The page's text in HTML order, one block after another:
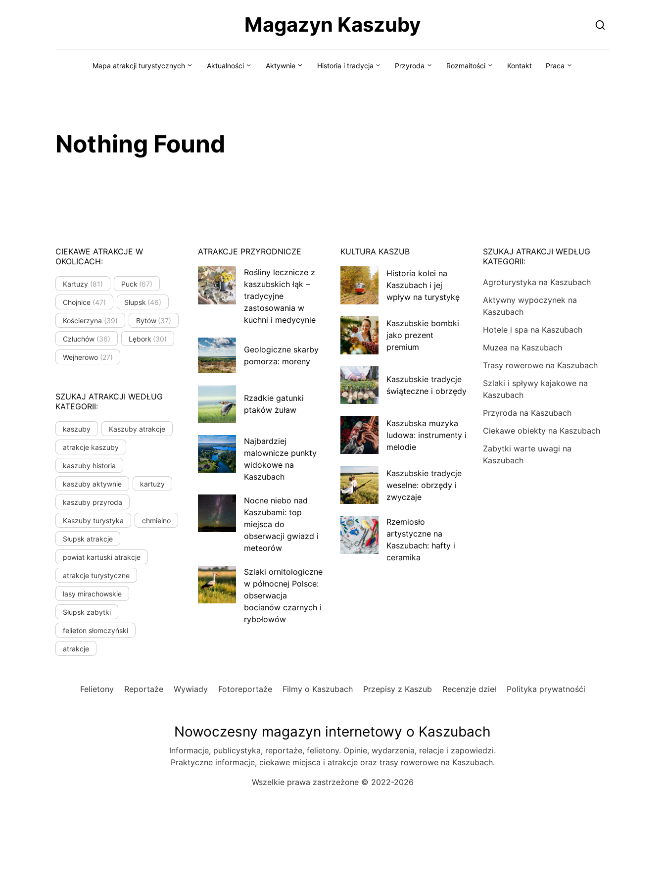
Magazyn Kaszuby
Mapa atrakcji turystycznych Aktualności Aktywnie Historia i tradycja Przyroda Rozmaitości Kontakt Praca
Nothing Found
CIEKAWE ATRAKCJE W
OKOLICACH:
Kartuzy (81) Puck (67)
Chojnice (47) Słupsk (46)
Kościerzyna (39) Bytów (37)
Człuchów (36) Lębork (30)
Wejherowo (27)
SZUKAJ ATRAKCJI WEDŁUG
KATEGORII:
kaszuby Kaszuby atrakcje
atrakcje kaszuby
kaszuby historia
kaszuby aktywnie kartuzy
kaszuby przyroda
Kaszuby turystyka chmielno
Słupsk atrakcje
powiat kartuski atrakcje
atrakcje turystyczne
lasy mirachowskie
Słupsk zabytki
felieton słomczyński
atrakcje
ATRAKCJE PRZYRODNICZE
Rośliny lecznicze z
kaszubskich łąk –
tradycyjne
zastosowania w
kuchni i medycynie
Geologiczne skarby
pomorza: moreny
Rzadkie gatunki
ptaków żuław
Najbardziej
malownicze punkty
widokowe na
Kaszubach
Nocne niebo nad
Kaszubami: top
miejsca do
obserwacji gwiazd i
meteorów
Szlaki ornitologiczne
w północnej Polsce:
obserwacja
bocianów czarnych i
rybołowów
KULTURA KASZUB
Historia kolei na
Kaszubach i jej
wpływ na turystykę
Kaszubskie bombki
jako prezent
premium
Kaszubskie tradycje
świąteczne i obrzędy
Kaszubska muzyka
ludowa: instrumenty i
melodie
Kaszubskie tradycje
weselne: obrzędy i
zwyczaje
Rzemiosło
artystyczne na
Kaszubach: hafty i
ceramika
SZUKAJ ATRAKCJI WEDŁUG
KATEGORII:
Agroturystyka na Kaszubach
Aktywny wypoczynek na
Kaszubach
Hotele i spa na Kaszubach
Muzea na Kaszubach
Trasy rowerowe na Kaszubach
Szlaki i spływy kajakowe na
Kaszubach
Przyroda na Kaszubach
Ciekawe obiekty na Kaszubach
Zabytki warte uwagi na
Kaszubach
Felietony Reportaże Wywiady Fotoreportaże Filmy o Kaszubach Przepisy z Kaszub Recenzje dzieł Polityka prywatnośći
Nowoczesny magazyn internetowy o Kaszubach
Informacje, publicystyka, reportaże, felietony. Opinie, wydarzenia, relacje i zapowiedzi.
Praktyczne informacje, ciekawe miejsca i atrakcje oraz trasy rowerowe na Kaszubach.
Wszelkie prawa zastrzeżone © 2022-2026